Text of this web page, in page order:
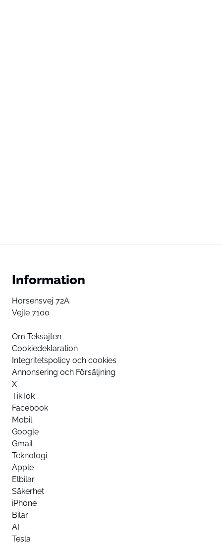
Information
Horsensvej 72A
Vejle 7100
Om Teksajten
Cookiedeklaration
Integritetspolicy och cookies
Annonsering och Försäljning
X
TikTok
Facebook
Mobil
Google
Gmail
Teknologi
Apple
Elbilar
Säkerhet
iPhone
Bilar
AI
Tesla